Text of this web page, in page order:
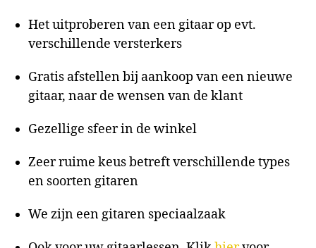
Het uitproberen van een gitaar op evt.
verschillende versterkers
Gratis afstellen bij aankoop van een nieuwe
gitaar, naar de wensen van de klant
Gezellige sfeer in de winkel
Zeer ruime keus betreft verschillende types
en soorten gitaren
We zijn een gitaren speciaalzaak